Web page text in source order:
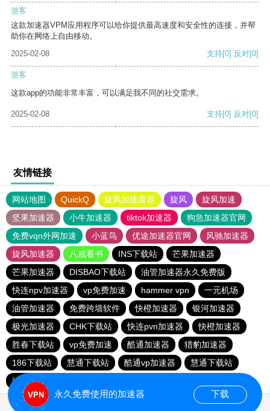
游客
这款加速器VPM应用程序可以给你提供最高速度和安全性的连接，并帮
助你在网络上自由移动。
2025-02-08
支持[0] 反对[0]
游客
这款app的功能非常丰富，可以满足我不同的社交需求。
2025-02-08 支持[0] 反对[0]
友情链接
网站地图 QuickQ 旋风加速度器 旋风
旋风加速
坚果加速器
小牛加速器 tiktok加速器
狗急加速器官网
免费vqn外网加速
小蓝鸟 优途加速器官网
风驰加速器
旋风加速器
八戒看书 INS下载站
芒果加速器
芒果加速器
DISBAO下载站
油管加速器永久免费版
快连npv加速器
vp免费加速 hammer vpn
一元机场
油管加速器
免费跨墙软件 快橙加速器
银河加速器
极光加速器
CHK下载站 快连pvn加速器
快橙加速器
胜春下载站
vp免费加速 酷通加速器
猎豹加速器
186下载站
慧通下载站 酷通vp加速器
慧通下载站
油管加速器
永久免费使用的加速器 下载